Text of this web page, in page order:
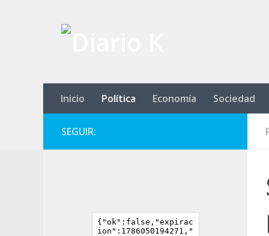
Inicio Política Economía Sociedad
SEGUIR: